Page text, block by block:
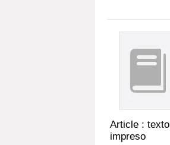
Article : texto
impreso